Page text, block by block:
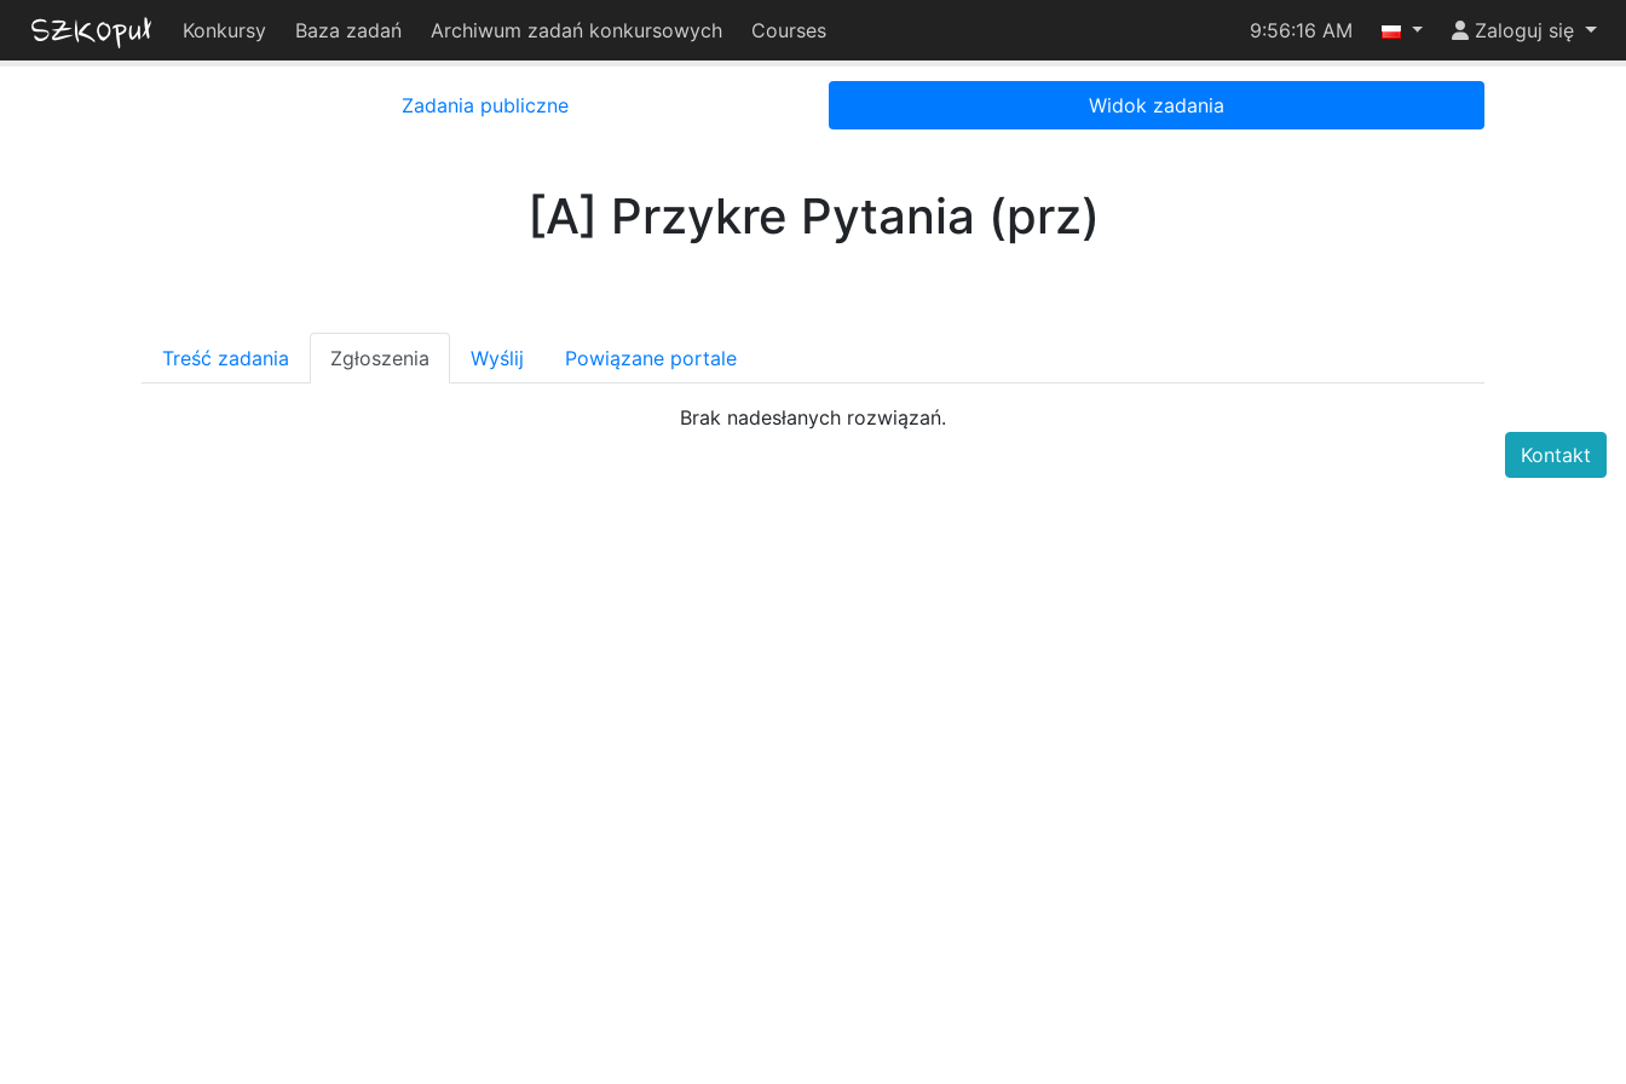
Konkursy Baza zadań Archiwum zadań konkursowych Courses 9:56:16 AM Zaloguj się
Zadania publiczne Widok zadania
[A] Przykre Pytania (prz)
Treść zadania Zgłoszenia Wyślij Powiązane portale
Brak nadesłanych rozwiązań.
Kontakt